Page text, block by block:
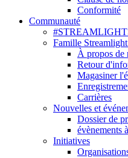
Conformité
Communauté
Famille
À propos de
Retour
Magasiner
Carrières
Nouvelles et
Dossier de
évènements
Initiatives